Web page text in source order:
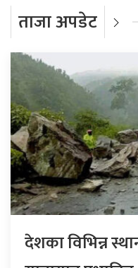
ताजा अपडेट
देशका विभिन्न